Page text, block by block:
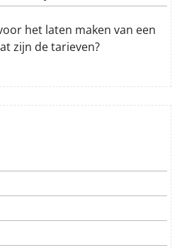
het laten maken van een
zijn de tarieven?